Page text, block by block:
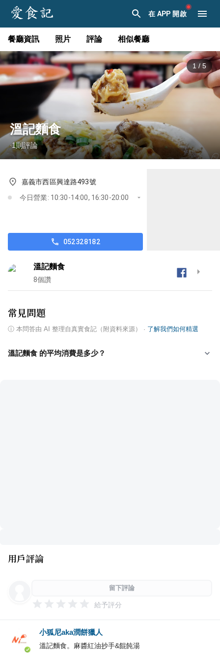
在 APP 開啟
餐廳資訊 照片 評論 相似餐廳
1 / 5
溫記麵食
·1則評論
嘉義市西區興達路493號
今日營業: 10:30-14:00, 16:30-20:00
052328182
溫記麵食
8個讚
常見問題
ⓘ 本問答由 AI 整理自真實食記（附資料來源） · 了解我們如何精選
溫記麵食 的平均消費是多少？
用戶評論
留下評論
給予評分
小狐尼aka潤餅獵人
溫記麵食。麻醬紅油抄手&餛飩湯